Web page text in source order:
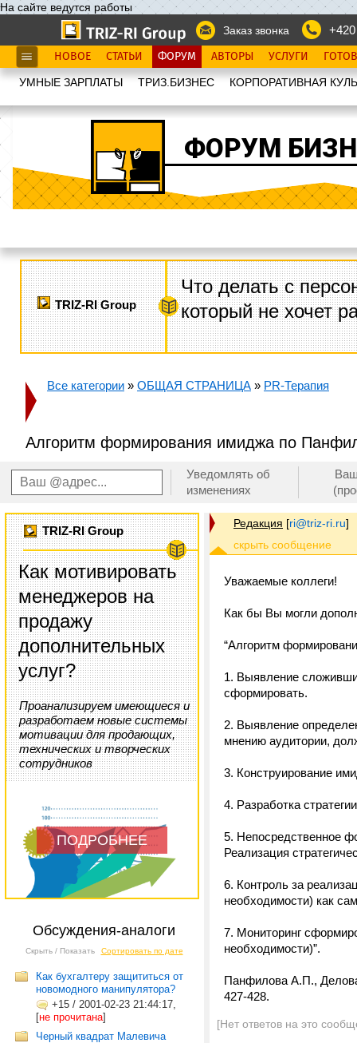
На сайте ведутся работы
Заказ звонка
НОВОЕ СТАТЬИ ФОРУМ АВТОРЫ УСЛУГИ
УМНЫЕ ЗАРПЛАТЫ ТРИЗ.БИЗНЕС КОРПОРАТИВНАЯ
ФОРУМ
TRIZ-RI Group
Что делать с
который не хочет
Все категории » ОБЩАЯ СТРАНИЦА » PR-Терапия
Алгоритм формирования имиджа по
Уведомлять об
изменениях
TRIZ-RI Group
Как мотивировать
менеджеров на
продажу
дополнительных
услуг?
Проанализируем имеющиеся и
разработаем новые системы
мотивации для продающих,
технических и творческих
сотрудников
ПОДРОБНЕЕ
Обсуждения-аналоги
Скрыть / Показать Сортировать по дате
Как бухгалтеру защититься от
новомодного манипулятора?
+15 / 2001-02-23 21:44:17,
[не прочитана]
Черный квадрат Малевича
Редакция [ri@triz-ri.ru]
Уважаемые коллеги!
Как бы Вы могли
“Алгоритм
1. Выявление
сформировать.
2. Выявление
мнению аудитории,
3. Конструирование
4. Разработка
5. Непосредственное
Реализация
6. Контроль за
необходимости) как
7. Мониторинг
необходимости)”.
Панфилова А.П.,
427-428.
[Нет ответов на это